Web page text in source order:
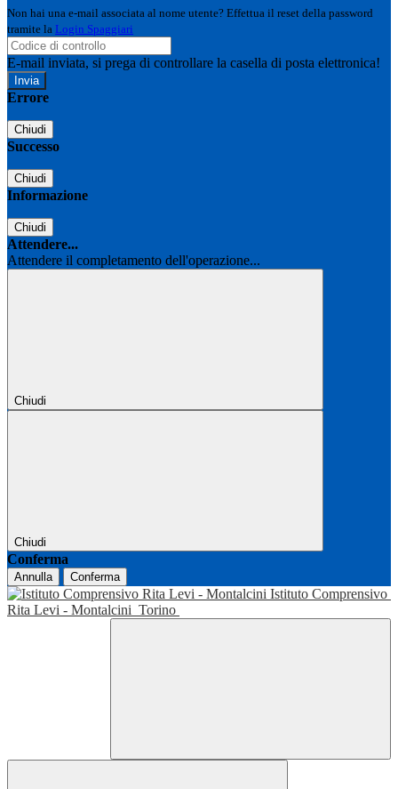
Non hai una e-mail associata al nome utente? Effettua il reset della password
tramite la Login Spaggiari
E-mail inviata, si prega di controllare la casella di posta elettronica!
Errore
Chiudi
Successo
Chiudi
Informazione
Chiudi
Attendere...
Attendere il completamento dell'operazione...
Chiudi
Chiudi
Conferma
Annulla Conferma
Istituto Comprensivo
Rita Levi - Montalcini Torino